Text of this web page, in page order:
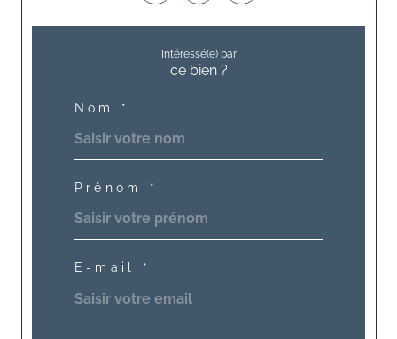
Intéressé(e) par
ce bien ?
Nom *
Prénom *
E-mail *